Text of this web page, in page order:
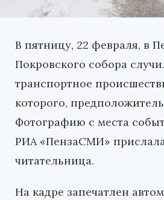
В пятницу, 22 февраля, в
Покровского собора
транспортное
которого,
Фотографию с места
РИА «ПензаСМИ»
читательница.
На кадре запечатлен